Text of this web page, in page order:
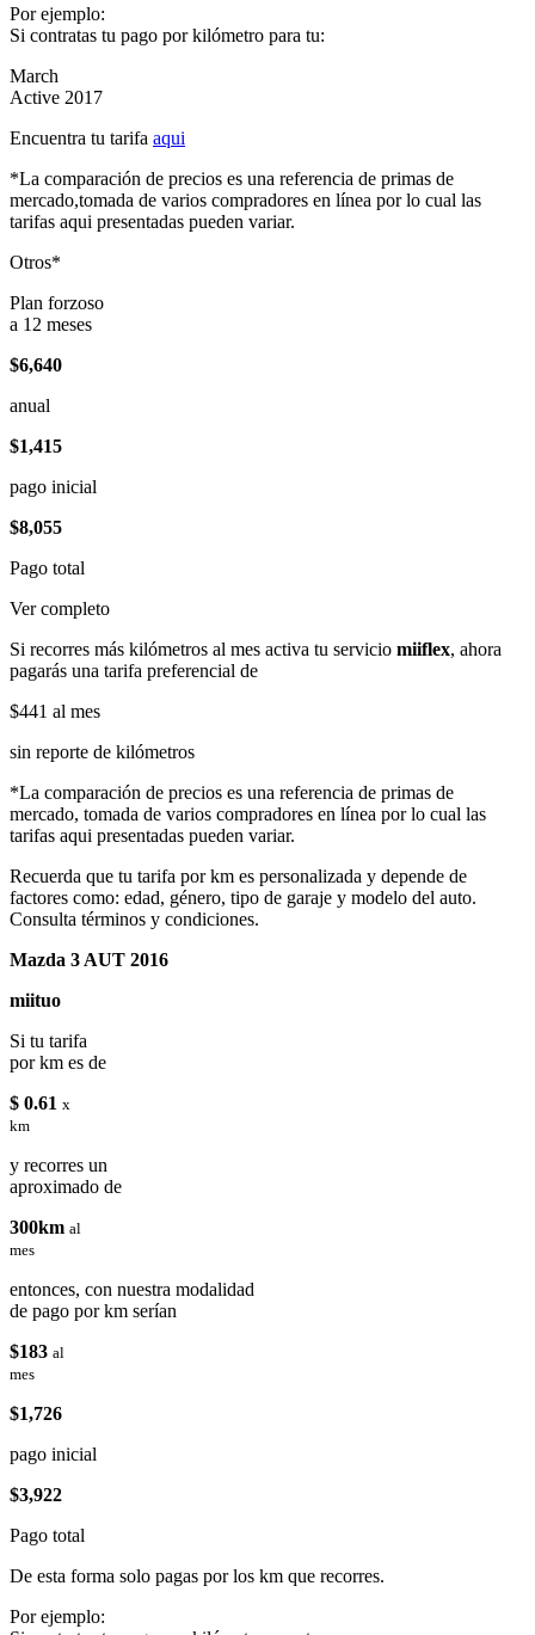
Por ejemplo:
Si contratas tu pago por kilómetro para tu:
March
Active 2017
Encuentra tu tarifa aqui
*La comparación de precios es una referencia de primas de
mercado,tomada de varios compradores en línea por lo cual las
tarifas aqui presentadas pueden variar.
Otros*
Plan forzoso
a 12 meses
$6,640
anual
$1,415
pago inicial
$8,055
Pago total
Ver completo
Si recorres más kilómetros al mes activa tu servicio miiflex, ahora
pagarás una tarifa preferencial de
$441 al mes
sin reporte de kilómetros
*La comparación de precios es una referencia de primas de
mercado, tomada de varios compradores en línea por lo cual las
tarifas aqui presentadas pueden variar.
Recuerda que tu tarifa por km es personalizada y depende de
factores como: edad, género, tipo de garaje y modelo del auto.
Consulta términos y condiciones.
Mazda 3 AUT 2016
miituo
Si tu tarifa
por km es de
$ 0.61 x
km
y recorres un
aproximado de
300km al
mes
entonces, con nuestra modalidad
de pago por km serían
$183 al
mes
$1,726
pago inicial
$3,922
Pago total
De esta forma solo pagas por los km que recorres.
Por ejemplo: